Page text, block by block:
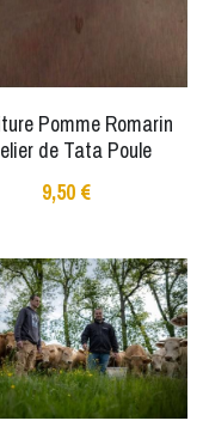
Pomme Romarin
de Tata Poule
9,50 €